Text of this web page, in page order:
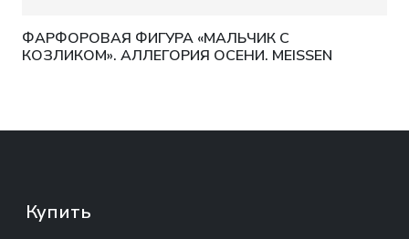
ФАРФОРОВАЯ ФИГУРА «МАЛЬЧИК С
КОЗЛИКОМ». АЛЛЕГОРИЯ ОСЕНИ. MEISSEN
Купить